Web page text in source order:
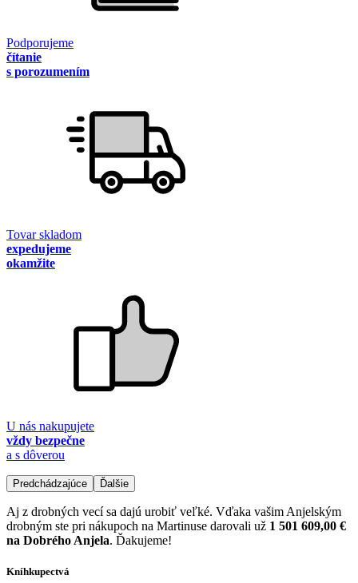
Podporujeme
čítanie
s porozumením
Tovar skladom
expedujeme
okamžite
U nás nakupujete
vždy bezpečne
a s dôverou
Predchádzajúce Ďalšie
Aj z drobných vecí sa dajú urobiť veľké. Vďaka vašim Anjelským
drobným ste pri nákupoch na Martinuse darovali už 1 501 609,00 €
na Dobrého Anjela. Ďakujeme!
Kníhkupectvá